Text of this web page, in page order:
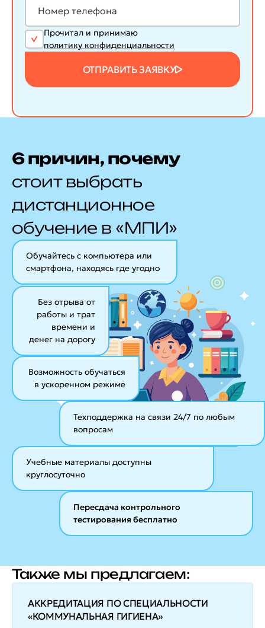
Прочитал и принимаю
политику конфиденциальности
ОТПРАВИТЬ ЗАЯВКУ
6 причин, почему
стоит выбрать
дистанционное
обучение в «МПИ»
Обучайтесь с компьютера или
смартфона, находясь где угодно
Возможность обучаться
в ускоренном режиме
Без отрыва от
работы и трат
времени и
денег на дорогу
Техподдержка на связи 24/7 по любым
вопросам
Учебные материалы доступны
круглосуточно
Пересдача контрольного
тестирования бесплатно
Также мы предлагаем:
АККРЕДИТАЦИЯ ПО СПЕЦИАЛЬНОСТИ
«КОММУНАЛЬНАЯ ГИГИЕНА»